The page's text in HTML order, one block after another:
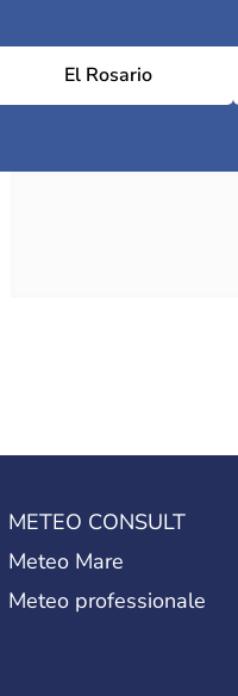
El Rosario
METEO CONSULT
Meteo Mare
Meteo professionale